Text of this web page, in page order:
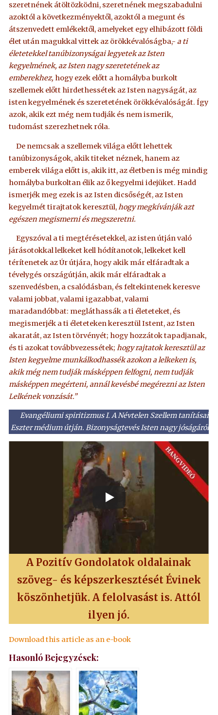
szeretnének átöltözködni, szeretnének megszabadulni
azoktól a következményektől, azoktól a megunt és
átszenvedett emlékektől, amelyeket egy elhibázott földi
élet után magukkal vittek az örökkévalóságba,-a ti
életetekkel tanúbizonyságai legyetek az Isten
kegyelmének, az Isten nagy szeretetének az
emberekhez, hogy ezek előtt a homályba burkolt
szellemek előtt hirdethessétek az Isten nagyságát, az
isten kegyelmének és szeretetének örökkévalóságát. Így
azok, akik ezt még nem tudják és nem ismerik,
tudomást szerezhetnek róla.
De nemcsak a szellemek világa előtt lehettek
tanúbizonyságok, akik titeket néznek, hanem az
emberek világa előtt is, akik itt, az életben is még mindig
homályba burkoltan élik az ő kegyelmi idejüket. Hadd
ismerjék meg ezek is az Isten dicsőségét, az Isten
kegyelmét tirajtatok keresztül, hogy megkívánják azt
egészen megismerni és megszeretni.
Egyszóval a ti megtérésetekkel, az isten útján való
járásotokkal lelkeket kell hódítanotok, lelkeket kell
térítenetek az Úr útjára, hogy akik már elfáradtak a
tévelygés országútján, akik már elfáradtak a
szenvedésben, a csalódásban, és feltekintenek keresve
valami jobbat, valami igazabbat, valami
maradandóbbat: megláthassák a ti életeteket, és
megismerjék a ti életeteken keresztül Istent, az Isten
akaratát, az Isten törvényét; hogy hozzátok tapadjanak,
és ti azokat továbbvezessétek;hogy rajtatok keresztül az
Isten kegyelme munkálkodhassék azokon a lelkeken is,
akik még nem tudják másképpen felfogni, nem tudják
másképpen megérteni, annál kevésbé megérezni az Isten
Lelkének vonzását.”
Evangéliumi spiritizmus I. A Névtelen Szellem tanításai
Eszter médium útján. Bizonyságtevés Isten nagy jóságáról
A Pozitív Gondolatok oldalainak
szöveg- és képszerkesztését Évinek
köszönhetjük. A felolvasást is. Attól
ilyen jó.
Download this article as an e-book
Hasonló Bejegyzések: